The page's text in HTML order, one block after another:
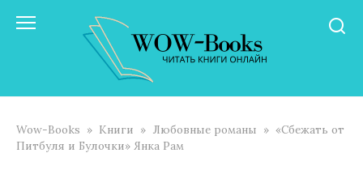
Wow-Books » Книги » Любовные романы » «Сбежать от
Питбуля и Булочки» Янка Рам